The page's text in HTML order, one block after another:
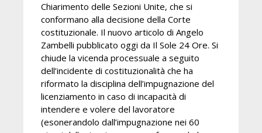
Chiarimento delle Sezioni Unite, che si
conformano alla decisione della Corte
costituzionale. Il nuovo articolo di Angelo
Zambelli pubblicato oggi da Il Sole 24 Ore. Si
chiude la vicenda processuale a seguito
dell’incidente di costituzionalità che ha
riformato la disciplina dell’impugnazione del
licenziamento in caso di incapacità di
intendere e volere del lavoratore
(esonerandolo dall’impugnazione nei 60